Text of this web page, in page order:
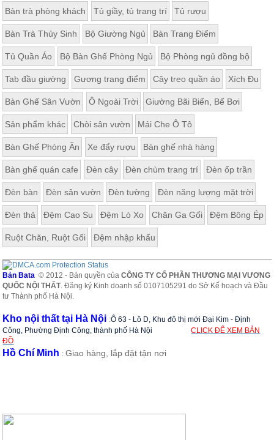
Bàn trà phòng khách Tủ giầy, tủ trang trí Tủ rượu
Bàn Trà Thủy Sinh Bộ Giường Ngủ Bàn Trang Điểm
Tủ Quần Áo Bộ Bàn Ghế Phòng Ngủ Bộ Phòng ngủ đồng bộ
Tab đầu giường Gương trang điểm Cây treo quần áo Xích Đu
Bàn Ghế Sân Vườn Ô Ngoài Trời Giường Bãi Biển, Bể Bơi
Sản phẩm khác Chòi sân vườn Mái Che Ô Tô
Bàn Ghế Phòng Ăn Xe đẩy rượu Bàn ghế nhà hàng
Bàn ghế quán cafe Đèn cây Đèn chùm trang trí Đèn ốp trần
Đèn bàn Đèn sân vườn Đèn tường Đèn năng lượng mặt trời
Đèn thả Đệm Cao Su Đệm Lò Xo Chăn Ga Gối Đệm Bông Ép
Ruột Chăn, Ruột Gối Đệm nhập khẩu
Bản Bata © 2012 - Bản quyền củaCÔNG TY CỔ PHẦN THƯƠNG MẠI VƯƠNG
QUỐC NỘI THẤT. Đăng ký Kinh doanh số 0107105291 do Sở Kế hoạch và Đầu
tư Thành phố Hà Nội.
Kho nội thất tại Hà Nội :Ô 63 - Lô D, Khu đô thị mới Đại Kim - Định
Công, Phường Định Công, thành phố Hà Nội
CLICK ĐỂ XEM BẢN
ĐỒ
Hồ Chí Minh :Giao hàng, lắp đặt tận nơi